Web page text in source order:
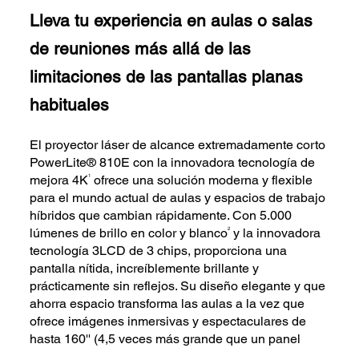
Lleva tu experiencia en aulas o salas
de reuniones más allá de las
limitaciones de las pantallas planas
habituales
El proyector láser de alcance extremadamente corto
PowerLite® 810E con la innovadora tecnología de
mejora 4K1 ofrece una solución moderna y flexible
para el mundo actual de aulas y espacios de trabajo
híbridos que cambian rápidamente. Con 5.000
lúmenes de brillo en color y blanco2 y la innovadora
tecnología 3LCD de 3 chips, proporciona una
pantalla nítida, increíblemente brillante y
prácticamente sin reflejos. Su diseño elegante y que
ahorra espacio transforma las aulas a la vez que
ofrece imágenes inmersivas y espectaculares de
hasta 160'' (4,5 veces más grande que un panel